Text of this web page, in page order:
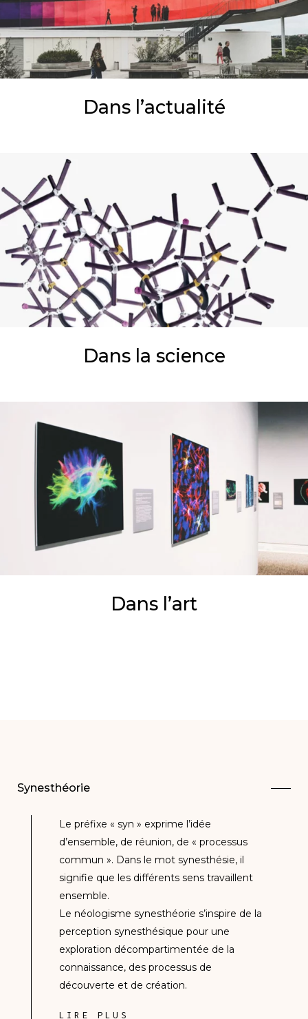
Dans l’actualité
Dans la science
Dans l’art
Synesthéorie
Le préfixe « syn » exprime l’idée
d’ensemble, de réunion, de « processus
commun ». Dans le mot synesthésie, il
signifie que les différents sens travaillent
ensemble.
Le néologisme synesthéorie s’inspire de la
perception synesthésique pour une
exploration décompartimentée de la
connaissance, des processus de
découverte et de création.
LIRE PLUS